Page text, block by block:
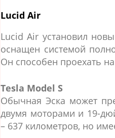
Lucid Air
Lucid Air установил
оснащен системой
Он способен проехать
Tesla Model S
Обычная Эска может
двумя моторами и 19-
– 637 километров, но